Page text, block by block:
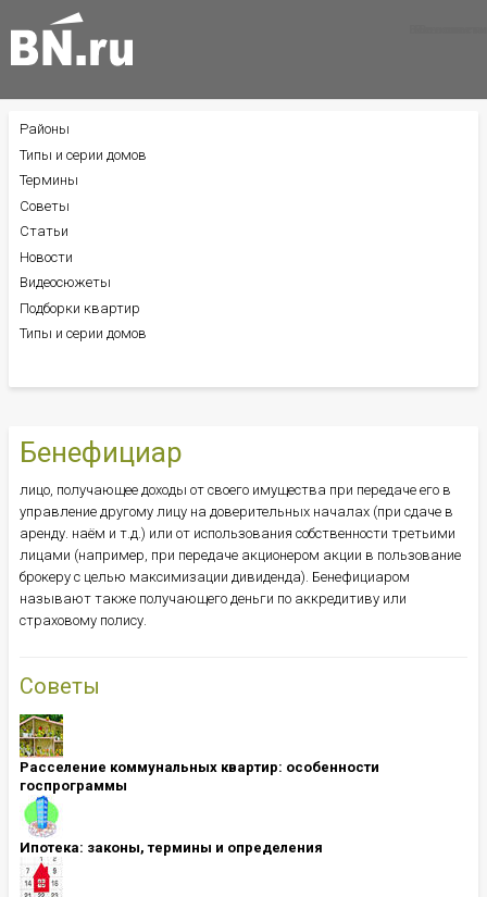
Бенефициар
лицо, получающее доходы от своего имущества при передаче его в
управление другому лицу на доверительных началах (при сдаче в
аренду. наём и т.д.) или от использования собственности третьими
лицами (например, при передаче акционером акции в пользование
брокеру с целью максимизации дивиденда). Бенефициаром
называют также получающего деньги по аккредитиву или
страховому полису.
Советы
Расселение коммунальных квартир: особенности
госпрограммы
Ипотека: ​​​​​​​законы, термины и определения
БОКОВОЕ
МЕНЮ
Районы
Типы и серии домов
Термины
Советы
Статьи
Новости
Видеосюжеты
Подборки квартир
Типы и серии домов